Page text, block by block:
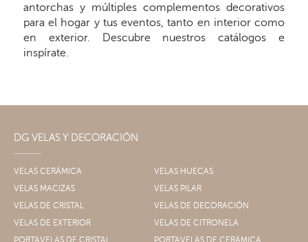
antorchas y múltiples complementos decorativos
para el hogar y tus eventos, tanto en interior como
en exterior. Descubre nuestros catálogos e
inspírate.
DG VELAS Y DECORACIÓN
VELAS CERÁMICA
VELAS HUECAS
VELAS MACIZAS
VELAS PILAR
VELAS DE CRISTAL
VELAS DE DECORACIÓN
VELAS DE EXTERIOR
VELAS DE CITRONELA